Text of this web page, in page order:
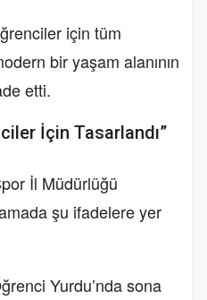
için tüm
bir yaşam alanının
etti.
İçin Tasarlandı”
İl Müdürlüğü
şu ifadelere yer
Yurdu’nda sona